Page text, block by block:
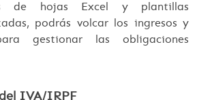
de hojas Excel y plantillas
podrás volcar los ingresos y
gestionar las obligaciones
IVA/IRPF